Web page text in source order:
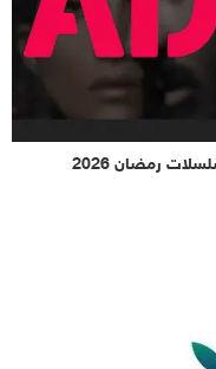
تحميل تطبيق برنامج ADtv Now مشاهدة مسلسلات رمضان 2026